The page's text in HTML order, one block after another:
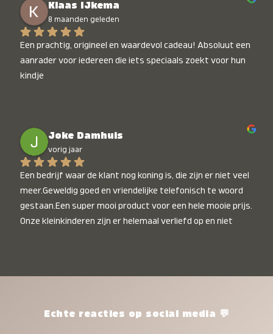
Klaas IJkema
8 maanden geleden
Een prachtig, origineel en waardevol cadeau! Absoluut een
aanrader voor iedereen die iets speciaals zoekt voor hun
kindje
Joke Damhuis
vorig jaar
Een bedrijf waar de klant nog koning is, die zijn er niet veel
meer.Geweldig goed en vriendelijke telefonisch te woord
gestaan.Een super mooi product voor een hele mooie prijs.
Onze kleinkinderen zijn er helemaal verliefd op en niet
het waard.Echte reacties op social media 💬